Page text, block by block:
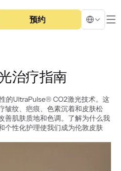
预约
Select
治疗指南
的UltraPulse® CO2激光技术。这
皱纹、疤痕、色素沉着和皮肤松
善肌肤质地和色调。了解为什么我
个性化护理使我们成为伦敦皮肤